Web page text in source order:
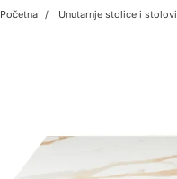
Početna Unutarnje stolice i stolovi